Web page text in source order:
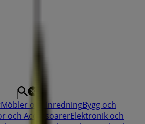
Möbler och InredningBygg och
och AccessoarerElektronik och